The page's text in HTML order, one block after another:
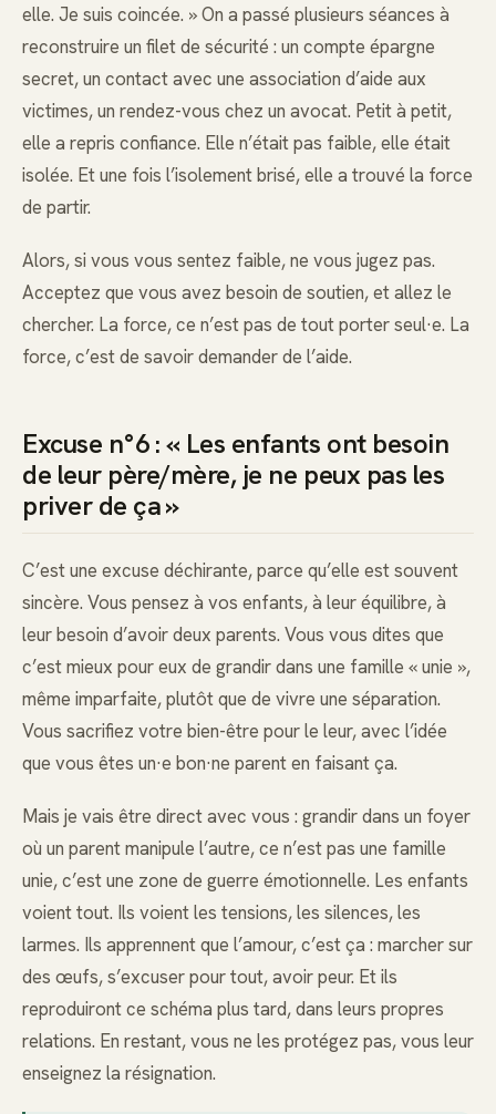
elle. Je suis coincée. » On a passé plusieurs séances à
reconstruire un filet de sécurité : un compte épargne
secret, un contact avec une association d’aide aux
victimes, un rendez-vous chez un avocat. Petit à petit,
elle a repris confiance. Elle n’était pas faible, elle était
isolée. Et une fois l’isolement brisé, elle a trouvé la force
de partir.
Alors, si vous vous sentez faible, ne vous jugez pas.
Acceptez que vous avez besoin de soutien, et allez le
chercher. La force, ce n’est pas de tout porter seul·e. La
force, c’est de savoir demander de l’aide.
Excuse n°6 : « Les enfants ont besoin
de leur père/mère, je ne peux pas les
priver de ça »
C’est une excuse déchirante, parce qu’elle est souvent
sincère. Vous pensez à vos enfants, à leur équilibre, à
leur besoin d’avoir deux parents. Vous vous dites que
c’est mieux pour eux de grandir dans une famille « unie »,
même imparfaite, plutôt que de vivre une séparation.
Vous sacrifiez votre bien-être pour le leur, avec l’idée
que vous êtes un·e bon·ne parent en faisant ça.
Mais je vais être direct avec vous : grandir dans un foyer
où un parent manipule l’autre, ce n’est pas une famille
unie, c’est une zone de guerre émotionnelle. Les enfants
voient tout. Ils voient les tensions, les silences, les
larmes. Ils apprennent que l’amour, c’est ça : marcher sur
des œufs, s’excuser pour tout, avoir peur. Et ils
reproduiront ce schéma plus tard, dans leurs propres
relations. En restant, vous ne les protégez pas, vous leur
enseignez la résignation.